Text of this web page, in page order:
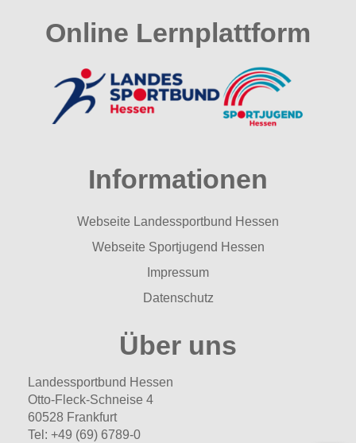
Online Lernplattform
Informationen
Webseite Landessportbund Hessen
Webseite Sportjugend Hessen
Impressum
Datenschutz
Über uns
Landessportbund Hessen
Otto-Fleck-Schneise 4
60528 Frankfurt
Tel: +49 (69) 6789-0